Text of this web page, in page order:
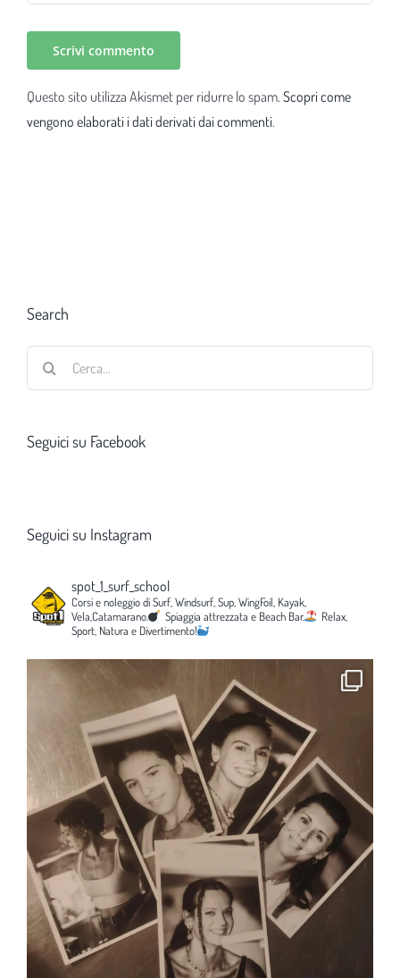
Questo sito utilizza Akismet per ridurre lo spam. Scopri come
vengono elaborati i dati derivati dai commenti.
Search
Seguici su Facebook
Seguici su Instagram
spot_1_surf_school
Corsi e noleggio di Surf, Windsurf, Sup, WingFoil, Kayak,
Vela,Catamarano.
Spiaggia attrezzata e Beach Bar.
Relax,
Sport, Natura e Divertimento!